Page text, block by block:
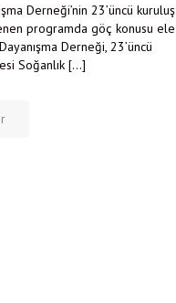
Derneği’nin 23’üncü kuruluş
programda göç konusu ele
Derneği, 23’üncü
Soğanlık […]